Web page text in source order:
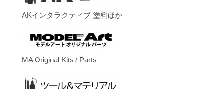
AKインタラクティブ 塗料ほか
MA Original Kits / Parts